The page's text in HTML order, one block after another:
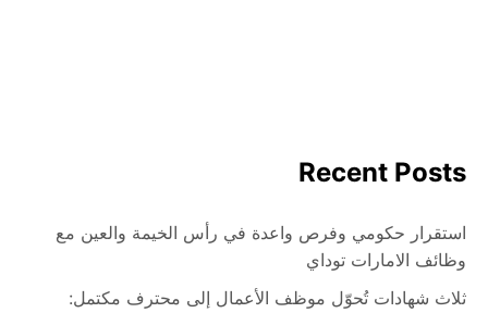
Recent Posts
استقرار حكومي وفرص واعدة في رأس الخيمة والعين مع
وظائف الامارات توداي
ثلاث شهادات تُحوّل موظف الأعمال إلى محترف مكتمل: